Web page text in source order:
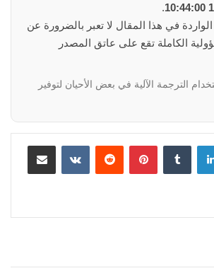
.
الواردة في هذا المقال لا تعبر بالضرورة عن
الكاملة تقع على عاتق المصدر
الترجمة الآلية في بعض الأحيان لتوفير
لينكدإن بينتيريست